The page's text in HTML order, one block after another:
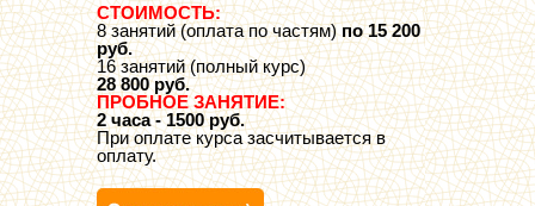
СТОИМОСТЬ:
8 занятий (оплата по частям)по 15 200
руб.
16 занятий (полный курс)
28 800 руб.
ПРОБНОЕ ЗАНЯТИЕ:
2 часа - 1500 руб.
При оплате курса засчитывается в
оплату.